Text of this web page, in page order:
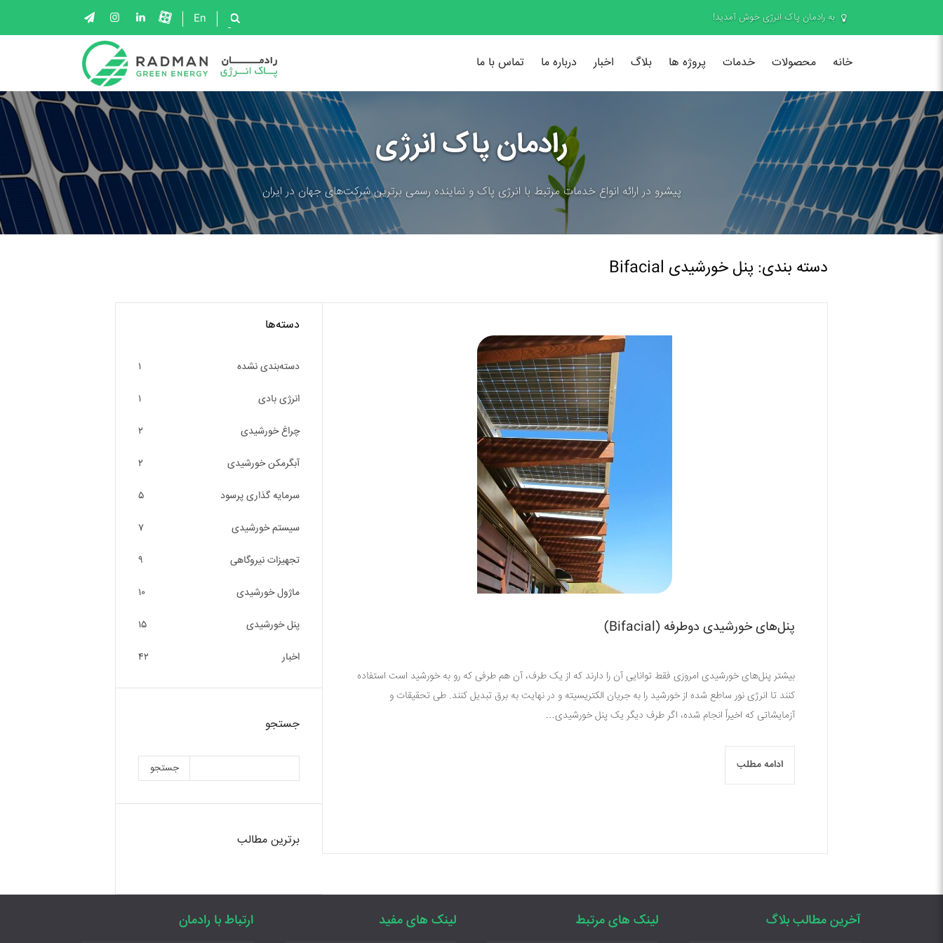
به رادمان پاک انرژی خوش آمدید! En
خانه محصولات خدمات پروژه ها بلاگ اخبار درباره ما تماس با ما
رادمان پاک انرژی
پیشرو در ارائه انواع خدمات مرتبط با انرژی پاک و نماینده رسمی برترین شرکت‌های جهان در ایران
دسته بندی: پنل خورشیدی Bifacial
پنل‌های خورشیدی دوطرفه (Bifacial)
بیشتر پنل‌های خورشیدی امروزی فقط توانایی آن را دارند که از یک طرف، آن هم طرفی که رو به خورشید است استفاده
کنند تا انرژی نور ساطع شده از خورشید را به جریان الکتریسیته و در نهایت به برق تبدیل کنند. طی تحقیقات و
آزمایشاتی که اخیراً انجام شده، اگر طرف دیگر یک پنل خورشیدی…
ادامه مطلب
دسته‌ها
دسته‌بندی نشده ۱
انرژی بادی ۱
چراغ خورشیدی ۲
آبگرمکن خورشیدی ۲
سرمایه گذاری پرسود ۵
سیستم خورشیدی ۷
تجهیزات نیروگاهی ۹
ماژول خورشیدی ۱۰
پنل خورشیدی ۱۵
اخبار ۴۲
جستجو
جستجو
برترین مطالب
آخرین مطالب بلاگ لینک های مرتبط لینک های مفید ارتباط با رادمان